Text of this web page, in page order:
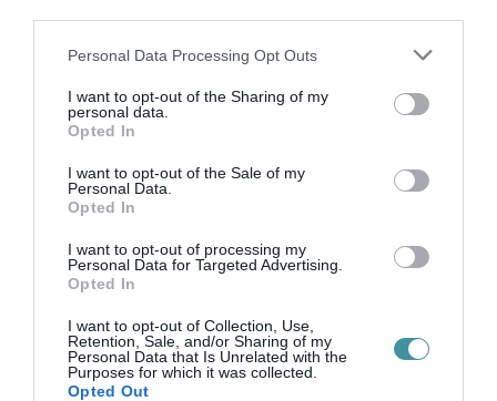
Please note that this website/app uses one or more Google
not limited to your visit or usage behaviour. You may click to
grant or deny consent to Google and its third-party tags to
use your data for below specified purposes in below Google
consent section.
Personal Data Processing Opt Outs
I want to opt-out of the Sharing of my
personal data.
Opted In
I want to opt-out of the Sale of my
Personal Data.
Opted In
I want to opt-out of processing my
Personal Data for Targeted Advertising.
Opted In
I want to opt-out of Collection, Use,
Retention, Sale, and/or Sharing of my
Personal Data that Is Unrelated with the
Purposes for which it was collected.
Opted Out
MENTŐK IS A HELYSZÍNRE ÉRKE...
2026. augusztus 06 Barta Autó
2026. augusztus 06